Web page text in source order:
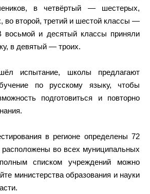
в четвёртый — шестерых,
второй, третий и шестой классы —
восьмой и десятый классы приняли
в девятый — троих.
испытание, школы предлагают
по русскому языку, чтобы
подготовиться и повторно
в регионе определены 72
во всех муниципальных
списком учреждений можно
министерства образования и науки